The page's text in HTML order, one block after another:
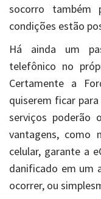
socorro também
condições estão
Há ainda um
telefônico no
Certamente a
quiserem ficar
serviços poderão
vantagens, como
celular, garante a
danificado em um
ocorrer, ou